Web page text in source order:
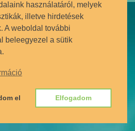
használatáról, melyek
illetve hirdetések
A weboldal további
beleegyezel a sütik
el Elfogadom
meg a választott szakma
- vagy akár többet is!